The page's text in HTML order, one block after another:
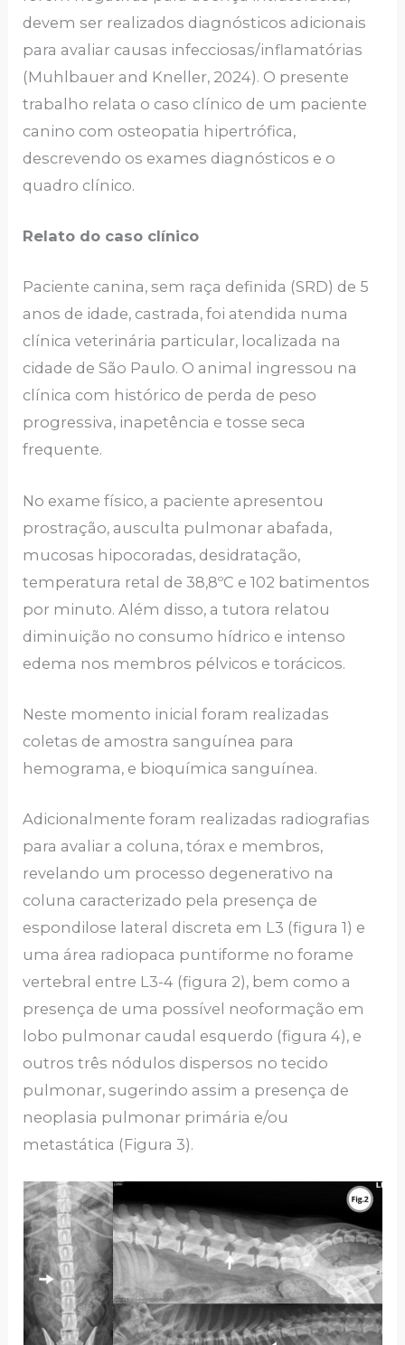
devem ser realizados diagnósticos adicionais
para avaliar causas infecciosas/inflamatórias
(Muhlbauer and Kneller, 2024). O presente
trabalho relata o caso clínico de um paciente
canino com osteopatia hipertrófica,
descrevendo os exames diagnósticos e o
quadro clínico.
Relato do caso clínico
Paciente canina, sem raça definida (SRD) de 5
anos de idade, castrada, foi atendida numa
clínica veterinária particular, localizada na
cidade de São Paulo. O animal ingressou na
clínica com histórico de perda de peso
progressiva, inapetência e tosse seca
frequente.
No exame físico, a paciente apresentou
prostração, ausculta pulmonar abafada,
mucosas hipocoradas, desidratação,
temperatura retal de 38,8ºC e 102 batimentos
por minuto. Além disso, a tutora relatou
diminuição no consumo hídrico e intenso
edema nos membros pélvicos e torácicos.
Neste momento inicial foram realizadas
coletas de amostra sanguínea para
hemograma, e bioquímica sanguínea.
Adicionalmente foram realizadas radiografias
para avaliar a coluna, tórax e membros,
revelando um processo degenerativo na
coluna caracterizado pela presença de
espondilose lateral discreta em L3 (figura 1) e
uma área radiopaca puntiforme no forame
vertebral entre L3-4 (figura 2), bem como a
presença de uma possível neoformação em
lobo pulmonar caudal esquerdo (figura 4), e
outros três nódulos dispersos no tecido
pulmonar, sugerindo assim a presença de
neoplasia pulmonar primária e/ou
metastática (Figura 3).